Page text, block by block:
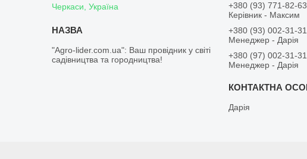
Черкаси, Україна
"Agro-lider.com.ua": Ваш провідник у світі
садівництва та городництва!
+380 (93) 771-82-63
Керівник - Максим
+380 (93) 002-31-31
Менеджер - Дарія
+380 (97) 002-31-31
Менеджер - Дарія
Дарія